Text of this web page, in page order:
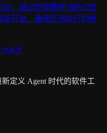
议，通过物理跳转消除幻觉
级开发，确保任务执行的绝
#MCP
定义 Agent 时代的软件工